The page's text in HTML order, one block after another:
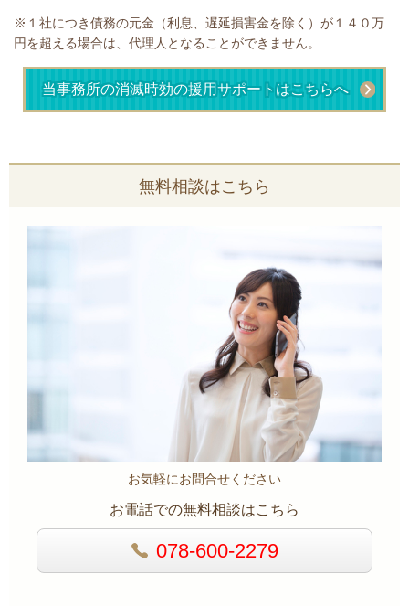
※１社につき債務の元金（利息、遅延損害金を除く）が１４０万
円を超える場合は、代理人となることができません。
当事務所の消滅時効の援用サポートはこちらへ
無料相談はこちら
お気軽にお問合せください
お電話での無料相談はこちら
078-600-2279